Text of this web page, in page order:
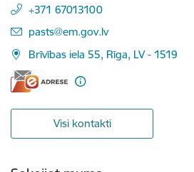
+371 67013100
E-pasts:
pasts@em.gov.lv
Brīvības iela 55, Rīga, LV - 1519
Visi kontakti